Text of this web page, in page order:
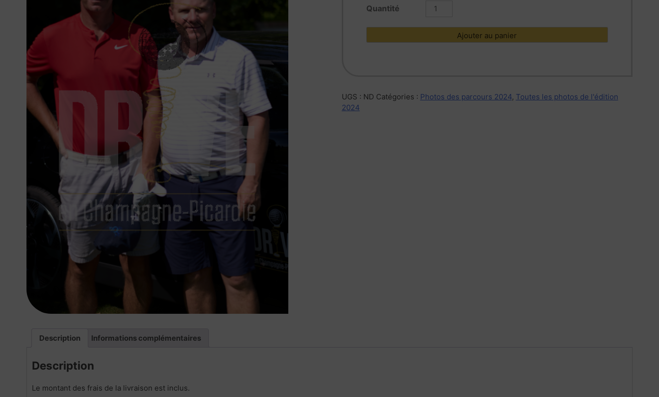
quantité
L1005824
Ajouter au panier
UGS : ND Catégories : Photos des parcours 2024, Toutes les photos de l'édition
2024
Description Informations complémentaires
Description
Le montant des frais de la livraison est inclus.